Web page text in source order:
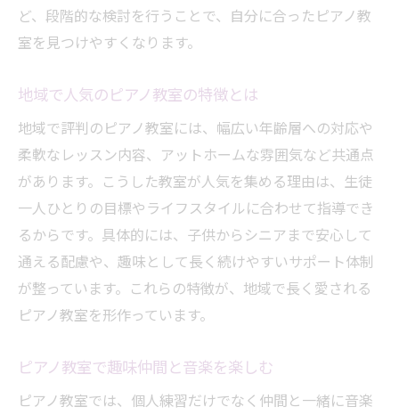
ど、段階的な検討を行うことで、自分に合ったピアノ教
室を見つけやすくなります。
地域で人気のピアノ教室の特徴とは
地域で評判のピアノ教室には、幅広い年齢層への対応や
柔軟なレッスン内容、アットホームな雰囲気など共通点
があります。こうした教室が人気を集める理由は、生徒
一人ひとりの目標やライフスタイルに合わせて指導でき
るからです。具体的には、子供からシニアまで安心して
通える配慮や、趣味として長く続けやすいサポート体制
が整っています。これらの特徴が、地域で長く愛される
ピアノ教室を形作っています。
ピアノ教室で趣味仲間と音楽を楽しむ
ピアノ教室では、個人練習だけでなく仲間と一緒に音楽